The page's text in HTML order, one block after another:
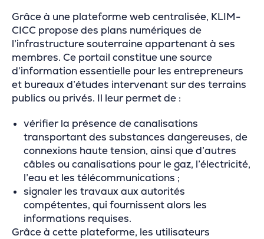
Grâce à une plateforme web centralisée, KLIM-
CICC propose des plans numériques de
l’infrastructure souterraine appartenant à ses
membres. Ce portail constitue une source
d’information essentielle pour les entrepreneurs
et bureaux d’études intervenant sur des terrains
publics ou privés. Il leur permet de :
vérifier la présence de canalisations
transportant des substances dangereuses, de
connexions haute tension, ainsi que d’autres
câbles ou canalisations pour le gaz, l’électricité,
l’eau et les télécommunications ;
signaler les travaux aux autorités
compétentes, qui fournissent alors les
informations requises.
Grâce à cette plateforme, les utilisateurs